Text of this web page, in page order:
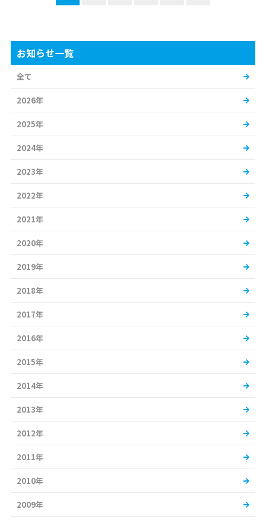
お知らせ一覧
全て
2026年
2025年
2024年
2023年
2022年
2021年
2020年
2019年
2018年
2017年
2016年
2015年
2014年
2013年
2012年
2011年
2010年
2009年